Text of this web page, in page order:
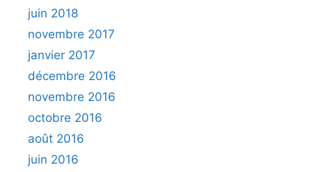
juin 2018
novembre 2017
janvier 2017
décembre 2016
novembre 2016
octobre 2016
août 2016
juin 2016